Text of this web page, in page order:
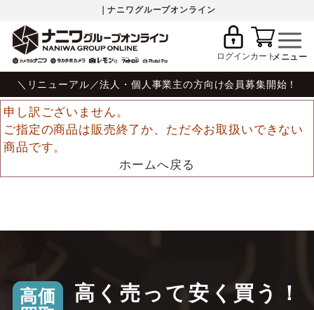
｜ナニワグループオンライン
ログインカート
＼リニューアル／法人・個人事業主の方向け会員募集開始！
申し訳ございません。
ご指定の商品は販売終了か、ただ今お取扱いできない
商品です。
ホームへ戻る
高価
高く売って安く買う！